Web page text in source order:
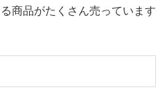
商品がたくさん売っています